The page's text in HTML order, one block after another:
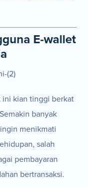
E-wallet
kian tinggi berkat
banyak
menikmati
salah
pembayaran
bertransaksi.